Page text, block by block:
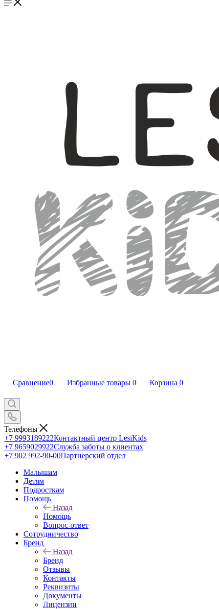
Сравнение0 Избранные товары 0 Корзина 0
Телефоны
+7 9993189222Контактный центр LesiKids
+7 9659029922Служба заботы о клиентах
+7 902 992-90-00Партнерский отдел
Малышам
Детям
Подросткам
Помощь
Назад
Помощь
Вопрос-ответ
Сотрудничество
Бренд
Назад
Бренд
Отзывы
Контакты
Реквизиты
Документы
Лицензии